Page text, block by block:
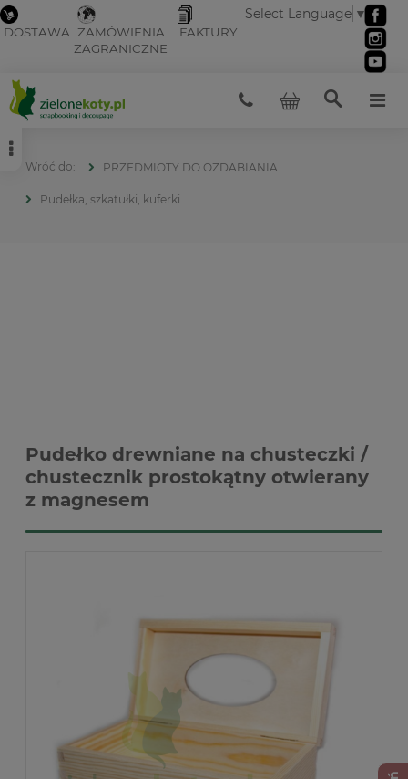
DOSTAWA ZAMÓWIENIA
ZAGRANICZNE
FAKTURY
Select Language ▼
PRZEDMIOTY DO OZDABIANIA
Pudełka, szkatułki, kuferki
Pudełko drewniane na chusteczki /
chustecznik prostokątny otwierany
z magnesem